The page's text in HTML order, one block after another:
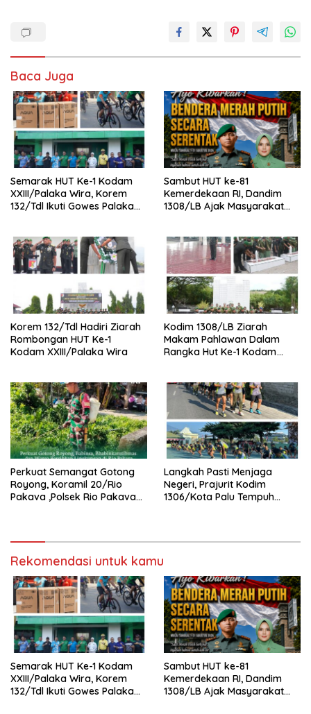
Baca Juga
Semarak HUT Ke-1 Kodam
XXIII/Palaka Wira, Korem
132/Tdl Ikuti Gowes Palaka
Sambut HUT ke-81
Kemerdekaan RI, Dandim
1308/LB Ajak Masyarakat
Korem 132/Tdl Hadiri Ziarah
Rombongan HUT Ke-1
Kodam XXIII/Palaka Wira
Kodim 1308/LB Ziarah
Makam Pahlawan Dalam
Rangka Hut Ke-1 Kodam
Perkuat Semangat Gotong
Royong, Koramil 20/Rio
Pakava ,Polsek Rio Pakava
Langkah Pasti Menjaga
Negeri, Prajurit Kodim
1306/Kota Palu Tempuh
Rekomendasi untuk kamu
Semarak HUT Ke-1 Kodam
XXIII/Palaka Wira, Korem
132/Tdl Ikuti Gowes Palaka
Sambut HUT ke-81
Kemerdekaan RI, Dandim
1308/LB Ajak Masyarakat